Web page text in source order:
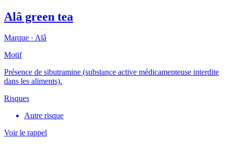
Alâ green tea
Marque · Alâ
Motif
Présence de sibutramine (substance active médicamenteuse interdite
dans les aliments).
Risques
Autre risque
Voir le rappel